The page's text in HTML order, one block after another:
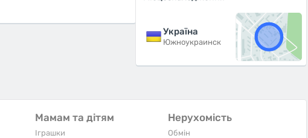
Україна
Южноукраинск
Мамам та дітям
Іграшки
Нерухомість
Обмін